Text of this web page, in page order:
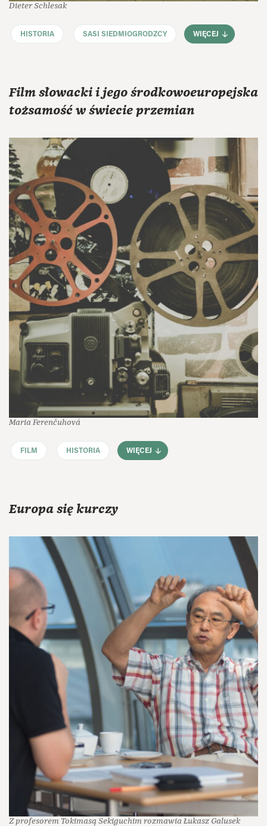
Dieter Schlesak
HISTORIA SASI SIEDMIOGRODZCY WIĘCEJ
Film słowacki i jego środkowoeuropejska
tożsamość w świecie przemian
Maria Ferenčuhová
FILM HISTORIA WIĘCEJ
Europa się kurczy
Z profesorem Tokimasą Sekiguchim rozmawia Łukasz Galusek